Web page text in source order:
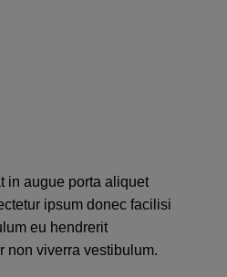
in augue porta aliquet
ipsum donec facilisi
eu hendrerit
non viverra vestibulum.